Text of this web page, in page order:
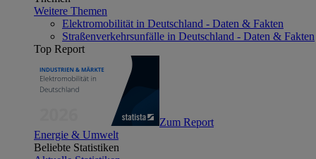
Weitere Themen
Elektromobilität in Deutschland - Daten & Fakten
Straßenverkehrsunfälle in Deutschland - Daten & Fakten
Top Report
Zum Report
Energie & Umwelt
Beliebte Statistiken